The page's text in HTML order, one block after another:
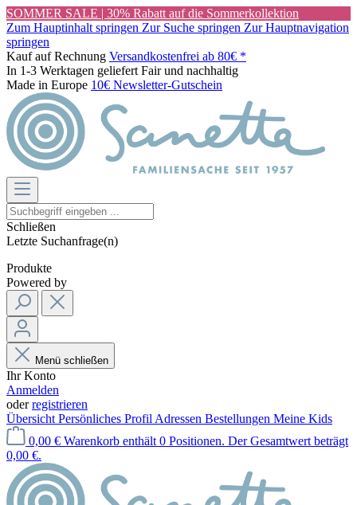
SOMMER SALE | 30% Rabatt auf die Sommerkollektion
Zum Hauptinhalt springen Zur Suche springen Zur Hauptnavigation
springen
Kauf auf Rechnung Versandkostenfrei ab 80€ *
In 1-3 Werktagen geliefert Fair und nachhaltig
Made in Europe 10€ Newsletter-Gutschein
Schließen
Letzte Suchanfrage(n)
Produkte
Powered by
Menü schließen
Ihr Konto
Anmelden
oderregistrieren
Übersicht Persönliches Profil Adressen Bestellungen Meine Kids
0,00 € Warenkorb enthält 0 Positionen. Der Gesamtwert beträgt
0,00 €.